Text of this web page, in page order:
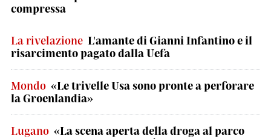
compressa
La rivelazione L'amante di Gianni Infantino e il
risarcimento pagato dalla Uefa
Mondo «Le trivelle Usa sono pronte a perforare
la Groenlandia»
Lugano «La scena aperta della droga al parco